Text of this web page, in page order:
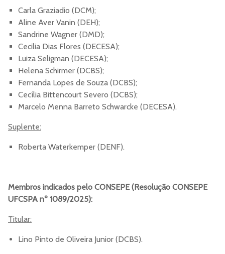
Carla Graziadio (DCM);
Aline Aver Vanin (DEH);
Sandrine Wagner (DMD);
Cecilia Dias Flores (DECESA);
Luiza Seligman (DECESA);
Helena Schirmer (DCBS);
Fernanda Lopes de Souza (DCBS);
Cecília Bittencourt Severo (DCBS);
Marcelo Menna Barreto Schwarcke (DECESA).
Suplente:
Roberta Waterkemper (DENF).
Membros indicados pelo CONSEPE (Resolução CONSEPE
UFCSPA nº 1089/2025):
Titular:
Lino Pinto de Oliveira Junior (DCBS).